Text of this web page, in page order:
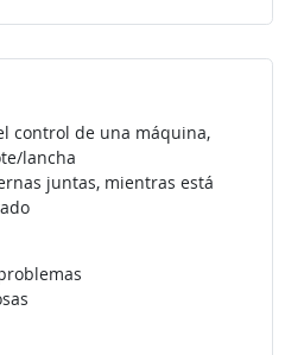
control de una máquina,
lancha
juntas, mientras está